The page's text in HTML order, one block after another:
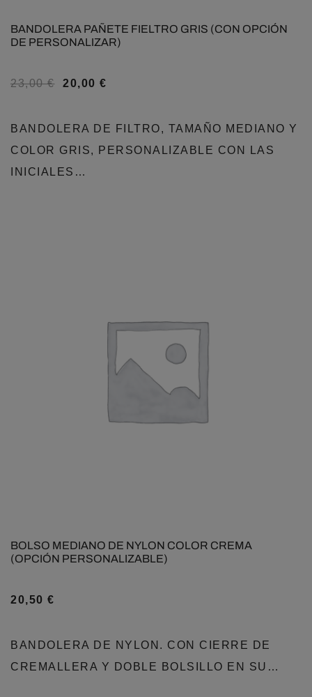
BANDOLERA PAÑETE FIELTRO GRIS (CON OPCIÓN
DE PERSONALIZAR)
23,00€ 20,00 €
BANDOLERA DE FILTRO, TAMAÑO MEDIANO Y
COLOR GRIS, PERSONALIZABLE CON LAS
INICIALES…
BOLSO MEDIANO DE NYLON COLOR CREMA
(OPCIÓN PERSONALIZABLE)
20,50 €
BANDOLERA DE NYLON. CON CIERRE DE
CREMALLERA Y DOBLE BOLSILLO EN SU…